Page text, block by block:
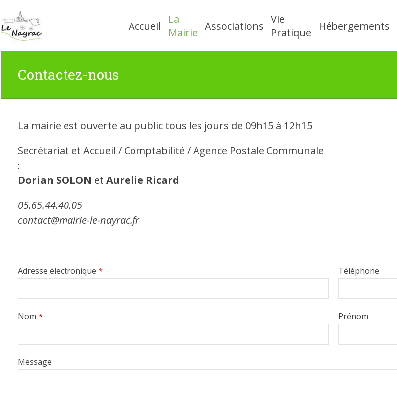
to
content
Accueil
La
Mairie Associations Vie
Pratique
Hébergements
Contactez-nous
La mairie est ouverte au public tous les jours de 09h15 à 12h15
Secrétariat et Accueil / Comptabilité / Agence Postale Communale
:
Dorian SOLON et Aurelie Ricard
05.65.44.40.05
contact@mairie-le-nayrac.fr
Website
URL
Adresse électronique *
Nom *
Téléphone
Prénom
Message